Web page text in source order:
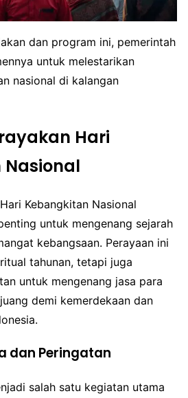
dan program ini, pemerintah
untuk melestarikan
nasional di kalangan
Hari
Kebangkitan Nasional
untuk mengenang sejarah
kebangsaan. Perayaan ini
tahunan, tetapi juga
untuk mengenang jasa para
demi kemerdekaan dan
dan Peringatan
salah satu kegiatan utama